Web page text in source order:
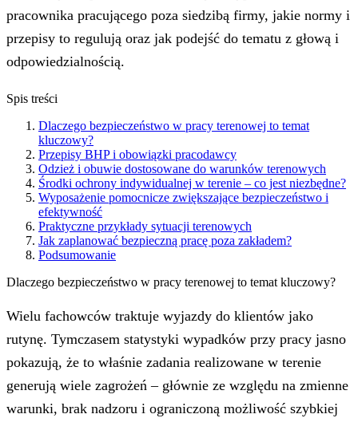
pracownika pracującego poza siedzibą firmy, jakie normy i
przepisy to regulują oraz jak podejść do tematu z głową i
odpowiedzialnością.
Spis treści
Dlaczego bezpieczeństwo w pracy terenowej to temat
kluczowy?
Przepisy BHP i obowiązki pracodawcy
Odzież i obuwie dostosowane do warunków terenowych
Środki ochrony indywidualnej w terenie – co jest niezbędne?
Wyposażenie pomocnicze zwiększające bezpieczeństwo i
efektywność
Praktyczne przykłady sytuacji terenowych
Jak zaplanować bezpieczną pracę poza zakładem?
Podsumowanie
Dlaczego bezpieczeństwo w pracy terenowej to temat kluczowy?
Wielu fachowców traktuje wyjazdy do klientów jako
rutynę. Tymczasem statystyki wypadków przy pracy jasno
pokazują, że to właśnie zadania realizowane w terenie
generują wiele zagrożeń – głównie ze względu na zmienne
warunki, brak nadzoru i ograniczoną możliwość szybkiej